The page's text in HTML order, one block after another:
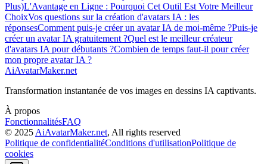
Plus)L'Avantage en Ligne : Pourquoi Cet Outil Est Votre Meilleur
ChoixVos questions sur la création d'avatars IA : les
réponsesComment puis-je créer un avatar IA de moi-même ?Puis-je
créer un avatar IA gratuitement ?Quel est le meilleur créateur
d'avatars IA pour débutants ?Combien de temps faut-il pour créer
mon propre avatar IA ?
AiAvatarMaker.net
Transformation instantanée de vos images en dessins IA captivants.
À propos
FonctionnalitésFAQ
© 2025 AiAvatarMaker.net, All rights reserved
Politique de confidentialitéConditions d'utilisationPolitique de
cookies